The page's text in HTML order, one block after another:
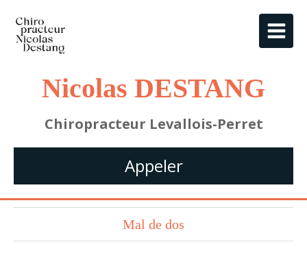
Nicolas DESTANG
Chiropracteur Levallois-Perret
Appeler
Mal de dos